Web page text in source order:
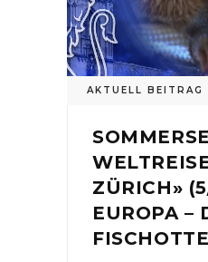
AKTUELL BEITRAG
ZÜRICH»
EUROPA –